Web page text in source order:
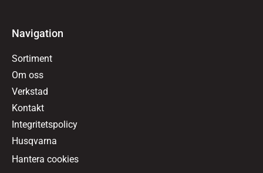
Navigation
Sortiment
Om oss
Verkstad
Kontakt
Integritetspolicy
Husqvarna
Hantera cookies